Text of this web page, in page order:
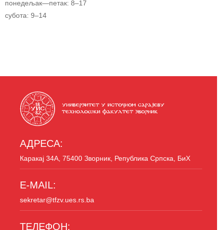
понедељак—петак: 8–17
субота: 9–14
АДРЕСА:
Каракај 34A, 75400 Зворник, Република Српска, БиХ
E-MAIL:
sekretar@tfzv.ues.rs.ba
ТЕЛЕФОН: